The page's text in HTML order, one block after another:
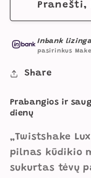
Kūdikiui
Su
Stovu
Ir
Kreminė
Su
Ir
Pranešti,
Inbank
pasirinkus
Share
Prabangios ir
dienų
„Twistshake
pilnas kūdikio
sukurtas tėvų